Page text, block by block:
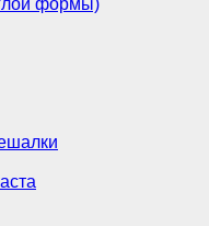
формы)